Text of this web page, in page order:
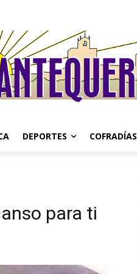
DEPORTES COFRADÍAS
para ti